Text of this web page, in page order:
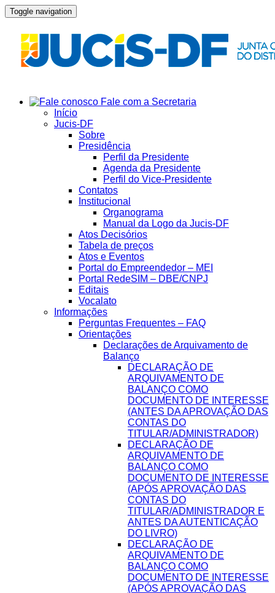
Toggle navigation
Fale com a Secretaria
Início
Jucis-DF
Sobre
Presidência
Perfil da Presidente
Agenda da Presidente
Perfil do Vice-Presidente
Contatos
Institucional
Organograma
Manual da Logo da Jucis-DF
Atos Decisórios
Tabela de preços
Atos e Eventos
Portal do Empreendedor – MEI
Portal RedeSIM – DBE/CNPJ
Editais
Vocalato
Informações
Perguntas Frequentes – FAQ
Orientações
Declarações de Arquivamento de
Balanço
DECLARAÇÃO DE
ARQUIVAMENTO DE
BALANÇO COMO
DOCUMENTO DE INTERESSE
(ANTES DA APROVAÇÃO DAS
CONTAS DO
TITULAR/ADMINISTRADOR)
DECLARAÇÃO DE
ARQUIVAMENTO DE
BALANÇO COMO
DOCUMENTO DE INTERESSE
(APÓS APROVAÇÃO DAS
CONTAS DO
TITULAR/ADMINISTRADOR E
ANTES DA AUTENTICAÇÃO
DO LIVRO)
DECLARAÇÃO DE
ARQUIVAMENTO DE
BALANÇO COMO
DOCUMENTO DE INTERESSE
(APÓS APROVAÇÃO DAS